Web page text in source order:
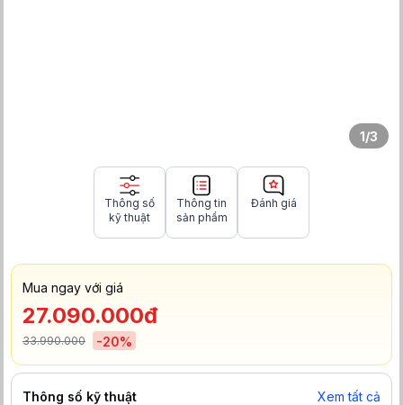
1/3
Thông số
kỹ thuật
Thông tin
sản phẩm
Đánh giá
Mua ngay với giá
27.090.000đ
33.990.000 -20%
Thông số kỹ thuật Xem tất cả